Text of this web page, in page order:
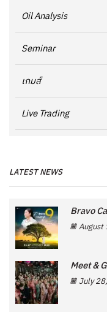
Oil Analysis
Seminar
เกมส์
Live Trading
LATEST NEWS
Bravo
Meet &
July